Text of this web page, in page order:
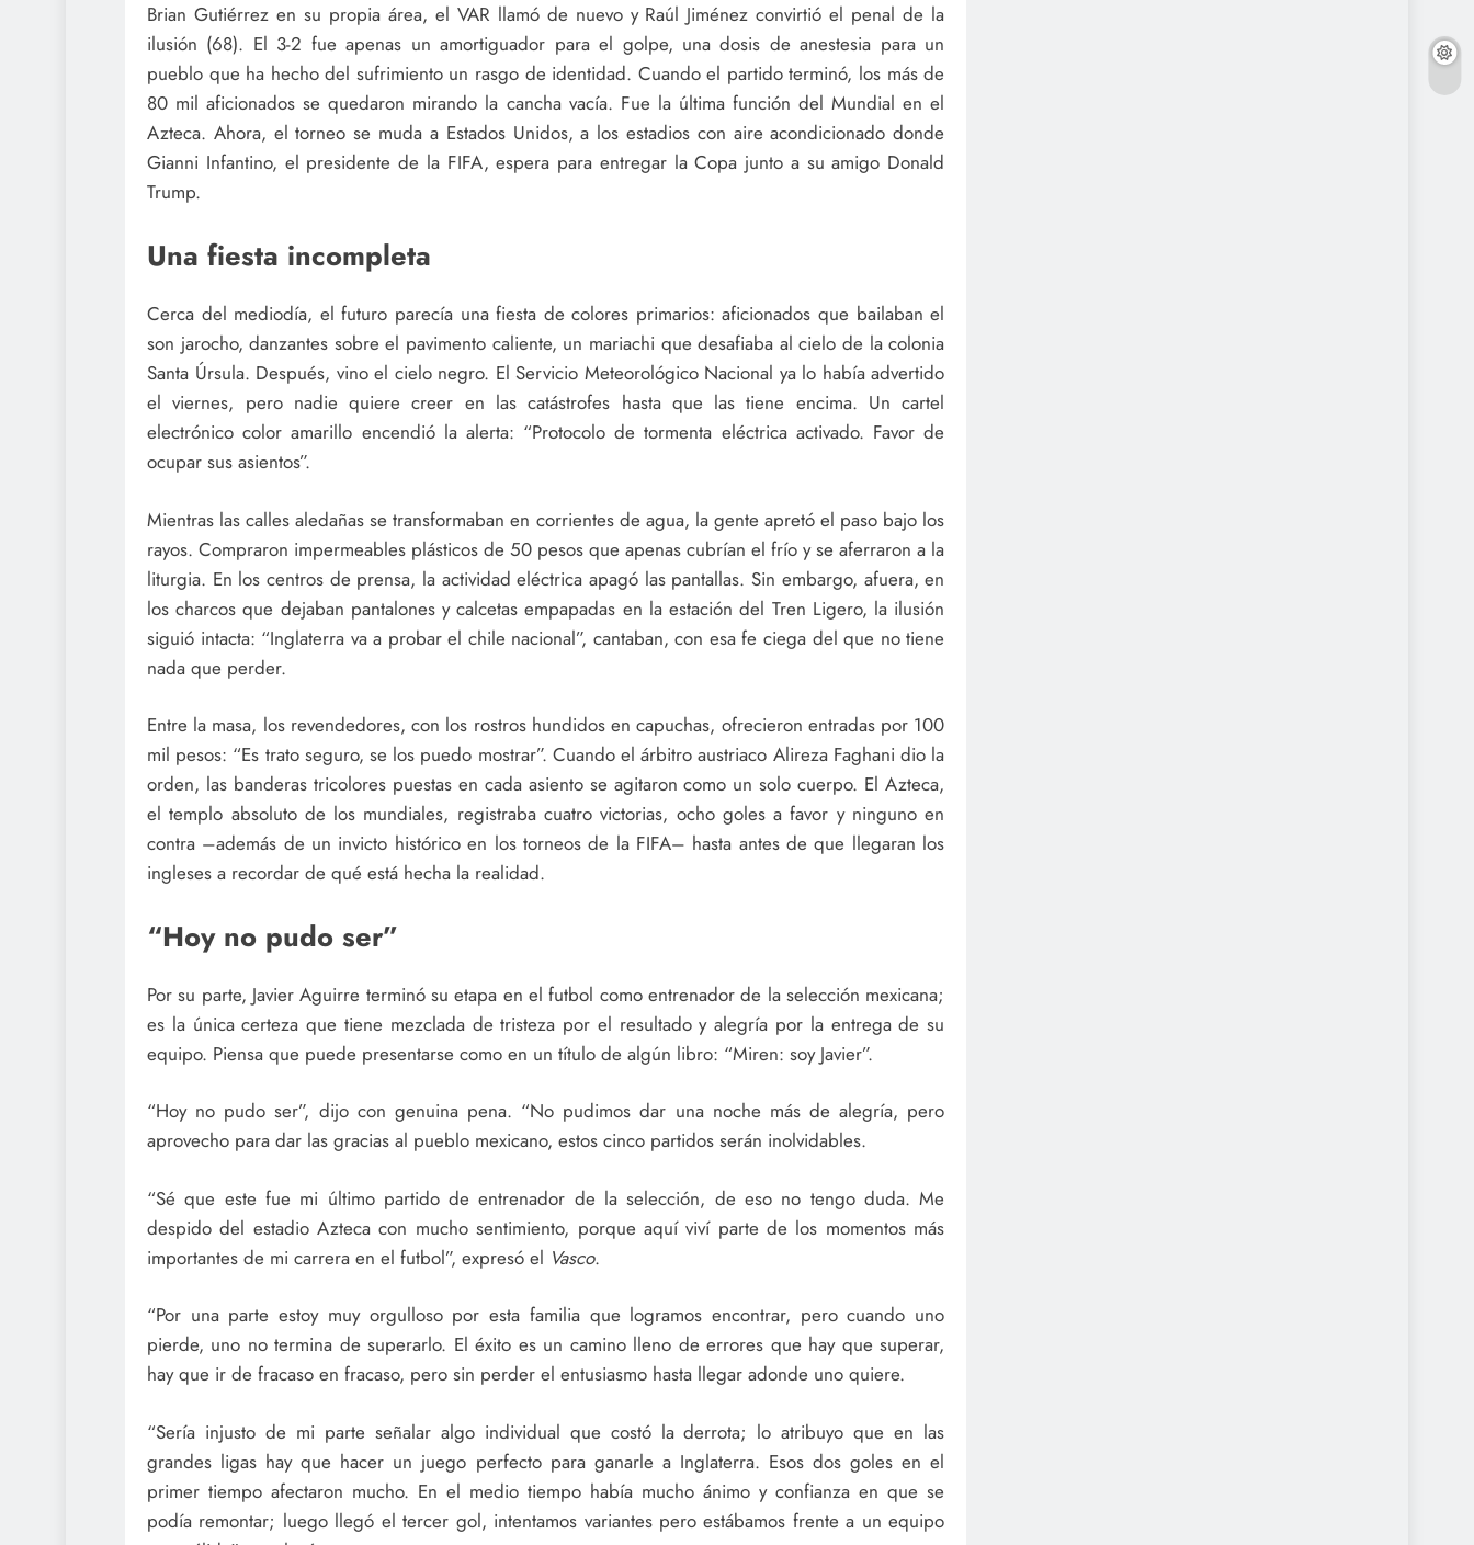
Brian Gutiérrez en su propia área, el VAR llamó de nuevo y Raúl Jiménez convirtió el penal de la
ilusión (68). El 3-2 fue apenas un amortiguador para el golpe, una dosis de anestesia para un
pueblo que ha hecho del sufrimiento un rasgo de identidad. Cuando el partido terminó, los más de
80 mil aficionados se quedaron mirando la cancha vacía. Fue la última función del Mundial en el
Azteca. Ahora, el torneo se muda a Estados Unidos, a los estadios con aire acondicionado donde
Gianni Infantino, el presidente de la FIFA, espera para entregar la Copa junto a su amigo Donald
Trump.
Una fiesta incompleta
Cerca del mediodía, el futuro parecía una fiesta de colores primarios: aficionados que bailaban el
son jarocho, danzantes sobre el pavimento caliente, un mariachi que desafiaba al cielo de la colonia
Santa Úrsula. Después, vino el cielo negro. El Servicio Meteorológico Nacional ya lo había advertido
el viernes, pero nadie quiere creer en las catástrofes hasta que las tiene encima. Un cartel
electrónico color amarillo encendió la alerta: “Protocolo de tormenta eléctrica activado. Favor de
ocupar sus asientos”.
Mientras las calles aledañas se transformaban en corrientes de agua, la gente apretó el paso bajo los
rayos. Compraron impermeables plásticos de 50 pesos que apenas cubrían el frío y se aferraron a la
liturgia. En los centros de prensa, la actividad eléctrica apagó las pantallas. Sin embargo, afuera, en
los charcos que dejaban pantalones y calcetas empapadas en la estación del Tren Ligero, la ilusión
siguió intacta: “Inglaterra va a probar el chile nacional”, cantaban, con esa fe ciega del que no tiene
nada que perder.
Entre la masa, los revendedores, con los rostros hundidos en capuchas, ofrecieron entradas por 100
mil pesos: “Es trato seguro, se los puedo mostrar”. Cuando el árbitro austriaco Alireza Faghani dio la
orden, las banderas tricolores puestas en cada asiento se agitaron como un solo cuerpo. El Azteca,
el templo absoluto de los mundiales, registraba cuatro victorias, ocho goles a favor y ninguno en
contra –además de un invicto histórico en los torneos de la FIFA– hasta antes de que llegaran los
ingleses a recordar de qué está hecha la realidad.
“Hoy no pudo ser”
Por su parte, Javier Aguirre terminó su etapa en el futbol como entrenador de la selección mexicana;
es la única certeza que tiene mezclada de tristeza por el resultado y alegría por la entrega de su
equipo. Piensa que puede presentarse como en un título de algún libro: “Miren: soy Javier”.
“Hoy no pudo ser”, dijo con genuina pena. “No pudimos dar una noche más de alegría, pero
aprovecho para dar las gracias al pueblo mexicano, estos cinco partidos serán inolvidables.
“Sé que este fue mi último partido de entrenador de la selección, de eso no tengo duda. Me
despido del estadio Azteca con mucho sentimiento, porque aquí viví parte de los momentos más
importantes de mi carrera en el futbol”, expresó el Vasco.
“Por una parte estoy muy orgulloso por esta familia que logramos encontrar, pero cuando uno
pierde, uno no termina de superarlo. El éxito es un camino lleno de errores que hay que superar,
hay que ir de fracaso en fracaso, pero sin perder el entusiasmo hasta llegar adonde uno quiere.
“Sería injusto de mi parte señalar algo individual que costó la derrota; lo atribuyo que en las
grandes ligas hay que hacer un juego perfecto para ganarle a Inglaterra. Esos dos goles en el
primer tiempo afectaron mucho. En el medio tiempo había mucho ánimo y confianza en que se
podía remontar; luego llegó el tercer gol, intentamos variantes pero estábamos frente a un equipo